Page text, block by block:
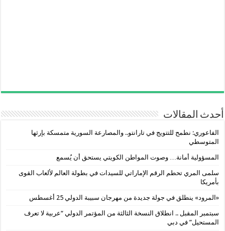
أحدث المقالات
الفاعوري: نطمح للتتويج في تارانتو.. والمصارعة السورية متمسكة بإرثها
المتوسطي
المسؤولية أمانة… وصوت المواطن الكويتي يستحق أن يُسمع
سلمى المري تحطم الرقم الإماراتي للسيدات في بطولة العالم لألعاب القوى
بأمريكا
«المرود» ينطلق في جولة جديدة من مهرجان سبيبة الدولي 25 أغسطس
سبتمبر المقبل .. انطلاق النسخة الثالثة من المؤتمر الدولي “عربية لا تعرف
المستحيل” في دبي